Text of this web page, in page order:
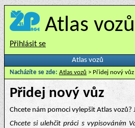
Atlas
Přihlásit se
Atlas vozů
Nacházíte se zde: Atlas vozů > Přidej nový vůz
Přidej nový vůz
Chcete nám pomoci vylepšit Atlas
Chcete si ulehčit práci s vypisováním